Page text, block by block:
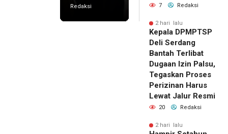
Redaksi
7 Redaksi
2 hari lalu
Kepala DPMPTSP
Deli Serdang
Bantah Terlibat
Dugaan Izin Palsu,
Tegaskan Proses
Perizinan Harus
Lewat Jalur Resmi
20 Redaksi
2 hari lalu